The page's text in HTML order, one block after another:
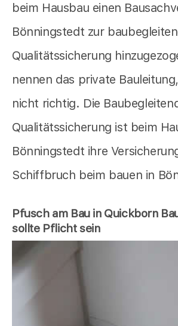
beim Hausbau einen
Bönningstedt zur
Qualitätssicherung
nennen das private
nicht richtig. Die
Qualitätssicherung ist beim
Bönningstedt ihre
Schiffbruch beim bauen in
Pfusch am Bau in Quickborn
sollte Pflicht sein